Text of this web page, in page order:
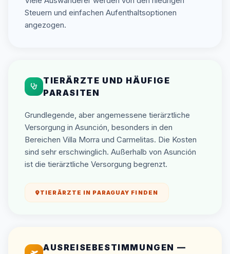
Steuern und einfachen Aufenthaltsoptionen
angezogen.
TIERÄRZTE UND HÄUFIGE
PARASITEN
Grundlegende, aber angemessene tierärztliche
Versorgung in Asunción, besonders in den
Bereichen Villa Morra und Carmelitas. Die Kosten
sind sehr erschwinglich. Außerhalb von Asunción
ist die tierärztliche Versorgung begrenzt.
TIERÄRZTE IN PARAGUAY FINDEN
AUSREISEBESTIMMUNGEN —